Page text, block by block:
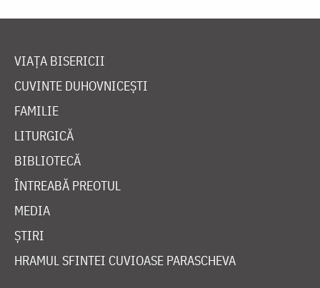
VIAȚA BISERICII
CUVINTE DUHOVNICEȘTI
FAMILIE
LITURGICĂ
BIBLIOTECĂ
ÎNTREABĂ PREOTUL
MEDIA
ȘTIRI
HRAMUL SFINTEI CUVIOASE PARASCHEVA